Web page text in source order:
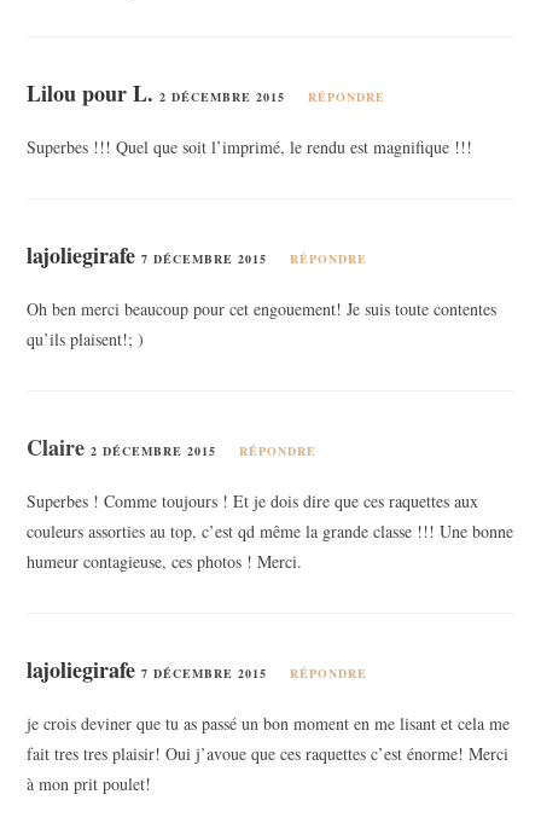
Lilou pour L. 2 DÉCEMBRE 2015 RÉPONDRE
Superbes !!! Quel que soit l’imprimé, le rendu est magnifique !!!
lajoliegirafe 7 DÉCEMBRE 2015 RÉPONDRE
Oh ben merci beaucoup pour cet engouement! Je suis toute contentes
qu’ils plaisent!; )
Claire2 DÉCEMBRE 2015 RÉPONDRE
Superbes ! Comme toujours ! Et je dois dire que ces raquettes aux
couleurs assorties au top, c’est qd même la grande classe !!! Une bonne
humeur contagieuse, ces photos ! Merci.
lajoliegirafe 7 DÉCEMBRE 2015 RÉPONDRE
je crois deviner que tu as passé un bon moment en me lisant et cela me
fait tres tres plaisir! Oui j’avoue que ces raquettes c’est énorme! Merci
à mon prit poulet!